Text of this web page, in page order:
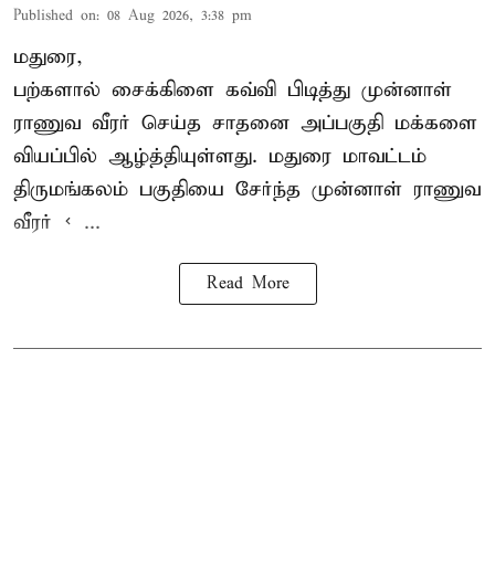
Published on: 08 Aug 2026, 3:38 pm
மதுரை,
பற்களால் சைக்கிளை கவ்வி பிடித்து முன்னாள்
ராணுவ வீரர் செய்த சாதனை அப்பகுதி மக்களை
வியப்பில் ஆழ்த்தியுள்ளது. மதுரை மாவட்டம்
திருமங்கலம் பகுதியை சேர்ந்த முன்னாள் ராணுவ
வீரர் < ...
Read More